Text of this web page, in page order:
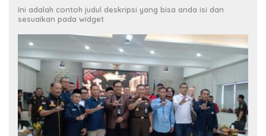
Ini adalah contoh judul deskripsi yang bisa anda isi dan
sesuaikan pada widget